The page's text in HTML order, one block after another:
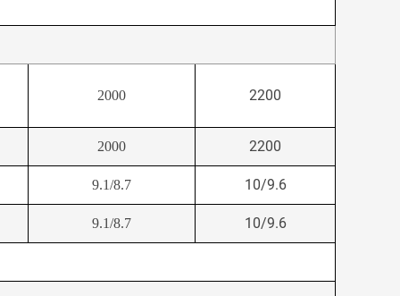
2000 2200
2000 2200
9.1/8.7 10/9.6
9.1/8.7 10/9.6